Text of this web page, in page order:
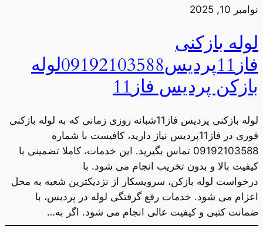
نوامبر 10, 2025
لوله بازکنی
فاز11پردیس09192103588لوله
بازکن پردیس فاز11
لوله بازکنی پردیس فاز11شبانه روزی زمانی که به لوله بازکنی
فوری در فاز11پردیس نیاز دارید، کافیست با شماره
09192103588 تماس بگیرید. این خدمات، کاملا تضمینی با
کیفیت بالا و بدون تخریب انجام می شود. با
درخواست لوله بازکن، سرویسکار از نزدیکترین شعبه به محل
اعزام می شود. خدمات رفع گرفتگی لوله در پردیس، با
ضمانت کتبی و کیفیت عالی انجام می شود. اگر به…